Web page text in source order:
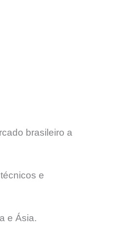
brasileiro a
e
e Ásia.